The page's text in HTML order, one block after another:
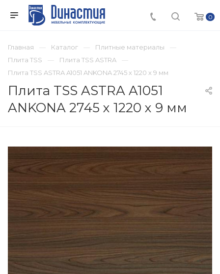
0
Главная Каталог
Плитные материалы
Плита TSS
Плита TSS ASTRA
Плита TSS ASTRA A1051 ANKONA 2745 х 1220 х 9 мм
Плита TSS ASTRA A1051
ANKONA 2745 х 1220 х 9 мм